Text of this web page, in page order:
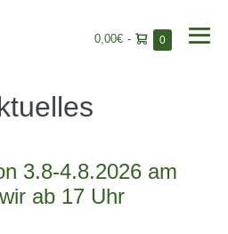
0,00€ - 0Elemente
3.8-4.8.2026 am
ab 17 Uhr